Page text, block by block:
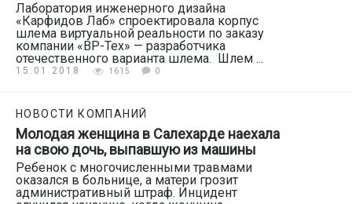
15.01.2018 1615 0
Лаборатория инженерного дизайна
«Карфидов Лаб» спроектировала корпус
шлема виртуальной реальности по заказу
компании «BP-Tex» — разработчика
отечественного варианта шлема. Шлем ...
НОВОСТИ КОМПАНИЙ
Молодая женщина в Салехарде наехала
на свою дочь, выпавшую из машины
Ребенок с многочисленными травмами
оказался в больнице, а матери грозит
административный штраф. Инцидент